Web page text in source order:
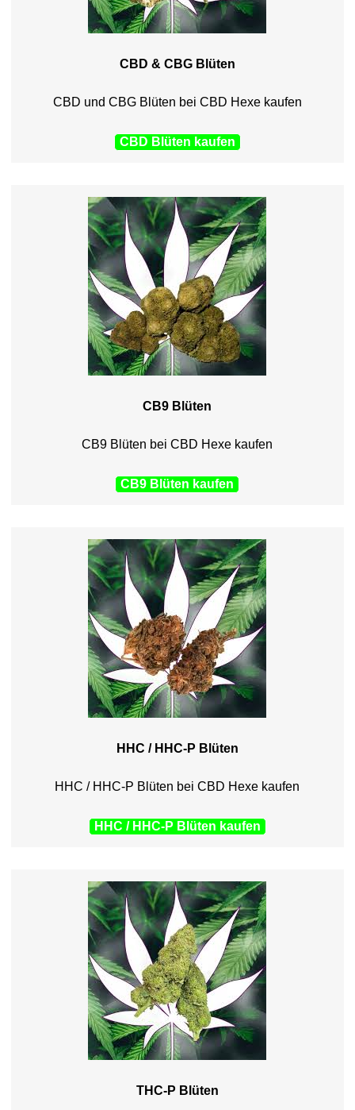
CBD & CBG Blüten
CBD und CBG Blüten bei CBD Hexe kaufen
CBD Blüten kaufen
CB9 Blüten
CB9 Blüten bei CBD Hexe kaufen
CB9 Blüten kaufen
HHC / HHC-P Blüten
HHC / HHC-P Blüten bei CBD Hexe kaufen
HHC / HHC-P Blüten kaufen
THC-P Blüten